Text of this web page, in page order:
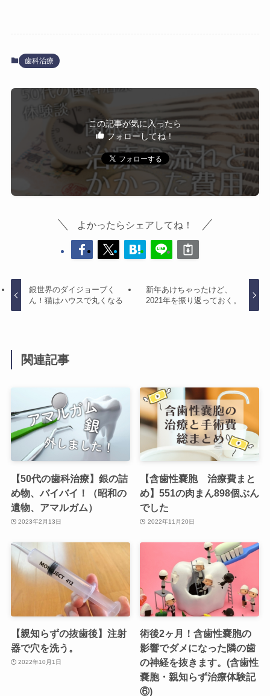
歯科治療
この記事が気に入ったら
フォローしてね！
よかったらシェアしてね！
銀世界のダイジョーブく
ん！猫はハウスで丸くなる
新年あけちゃったけど、
2021年を振り返っておく。
関連記事
【50代の歯科治療】銀の詰
め物、バイバイ！（昭和の
遺物、アマルガム）
2023年2月13日
【含歯性嚢胞 治療費まと
め】551の肉まん898個ぶん
でした
2022年11月20日
【親知らずの抜歯後】注射
器で穴を洗う。
2022年10月1日
術後2ヶ月！含歯性嚢胞の
影響でダメになった隣の歯
の神経を抜きます。(含歯性
嚢胞・親知らず治療体験記
⑥)